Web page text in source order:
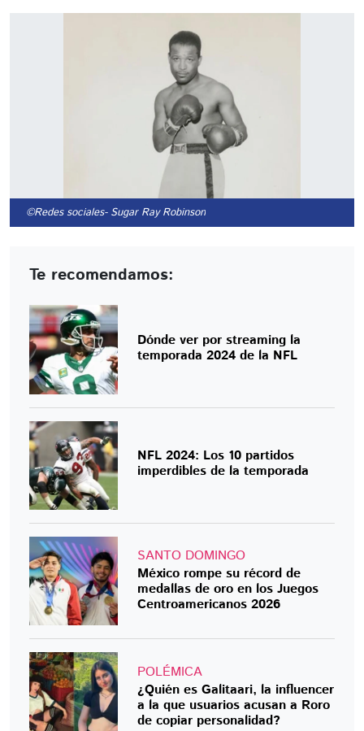
©Redes sociales- Sugar Ray Robinson
Te recomendamos:
Dónde ver por streaming la
temporada 2024 de la NFL
NFL 2024: Los 10 partidos
imperdibles de la temporada
SANTO DOMINGO
México rompe su récord de
medallas de oro en los Juegos
Centroamericanos 2026
POLÉMICA
¿Quién es Galitaari, la influencer
a la que usuarios acusan a Roro
de copiar personalidad?